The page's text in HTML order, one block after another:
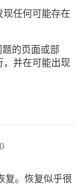
现任何可能存在
的页面或部
，并在可能出现
复。恢复似乎很